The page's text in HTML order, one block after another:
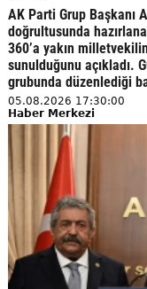
AK Parti Grup Başkanı
doğrultusunda
360’a yakın
sunulduğunu açıkladı.
grubunda düzenlediği
05.08.2026 17:30:00
Haber Merkezi